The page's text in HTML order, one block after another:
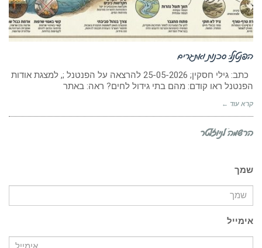
הפנטנל: סכנות ואתגרים
כתב: גילי חסקין; 25-05-2026 להרצאה על הפנטנל ;, למצגת אודות
הפנטנל ראו קודם: מהם בתי גידול לחים? ראה: באתר
קרא עוד ←
הרשמה לניוזלטר
שמך
אימייל